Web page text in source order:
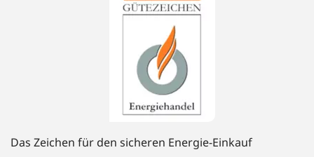
Das Zeichen für den sicheren Energie-Einkauf